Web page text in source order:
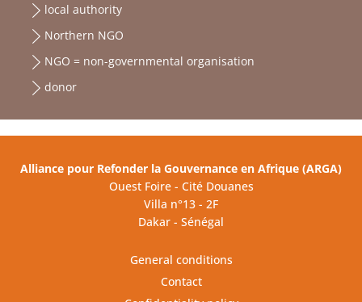
local authority
Northern NGO
NGO = non-governmental organisation
donor
Alliance pour Refonder la Gouvernance en Afrique (ARGA)
Ouest Foire - Cité Douanes
Villa n°13 - 2F
Dakar - Sénégal
General conditions
Contact